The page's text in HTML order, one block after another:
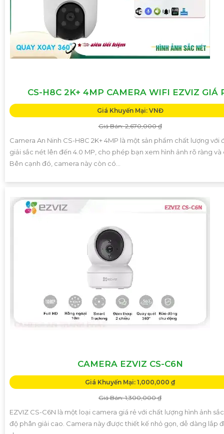
CS-H8C 2K+ 4MP CAMERA WIFI EZVIZ GIÁ
Giá Khuyến Mại: VNĐ
Giá Bán: 2,670,000 ₫
Camera An Ninh CS-H8C 2K+ 4MP là một sản phẩm chất lượng với
giải sắc nét lên đến 4.0 MP, cho phép bạn xem hình ảnh rõ ràng và
Bên cạnh đó, camera này còn có...
CAMERA EZVIZ CS-C6N
Giá Khuyến Mại: 1,000,000 ₫
Giá Bán: 1,300,000 ₫
EZVIZ CS-C6N là một loại camera giá rẻ với chất lượng hình ảnh
độ phân giải cao. Camera này được thiết kế nhỏ gọn, dễ dàng lắp